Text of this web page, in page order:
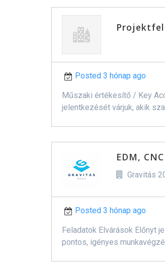
Posted 3 hónap ago
Műszaki értékesítő / Key
jelentkezését várjuk, akik
EDM,
Gravitás
Posted 3 hónap ago
Feladatok Elvárások Előnyt
pontos, igényes